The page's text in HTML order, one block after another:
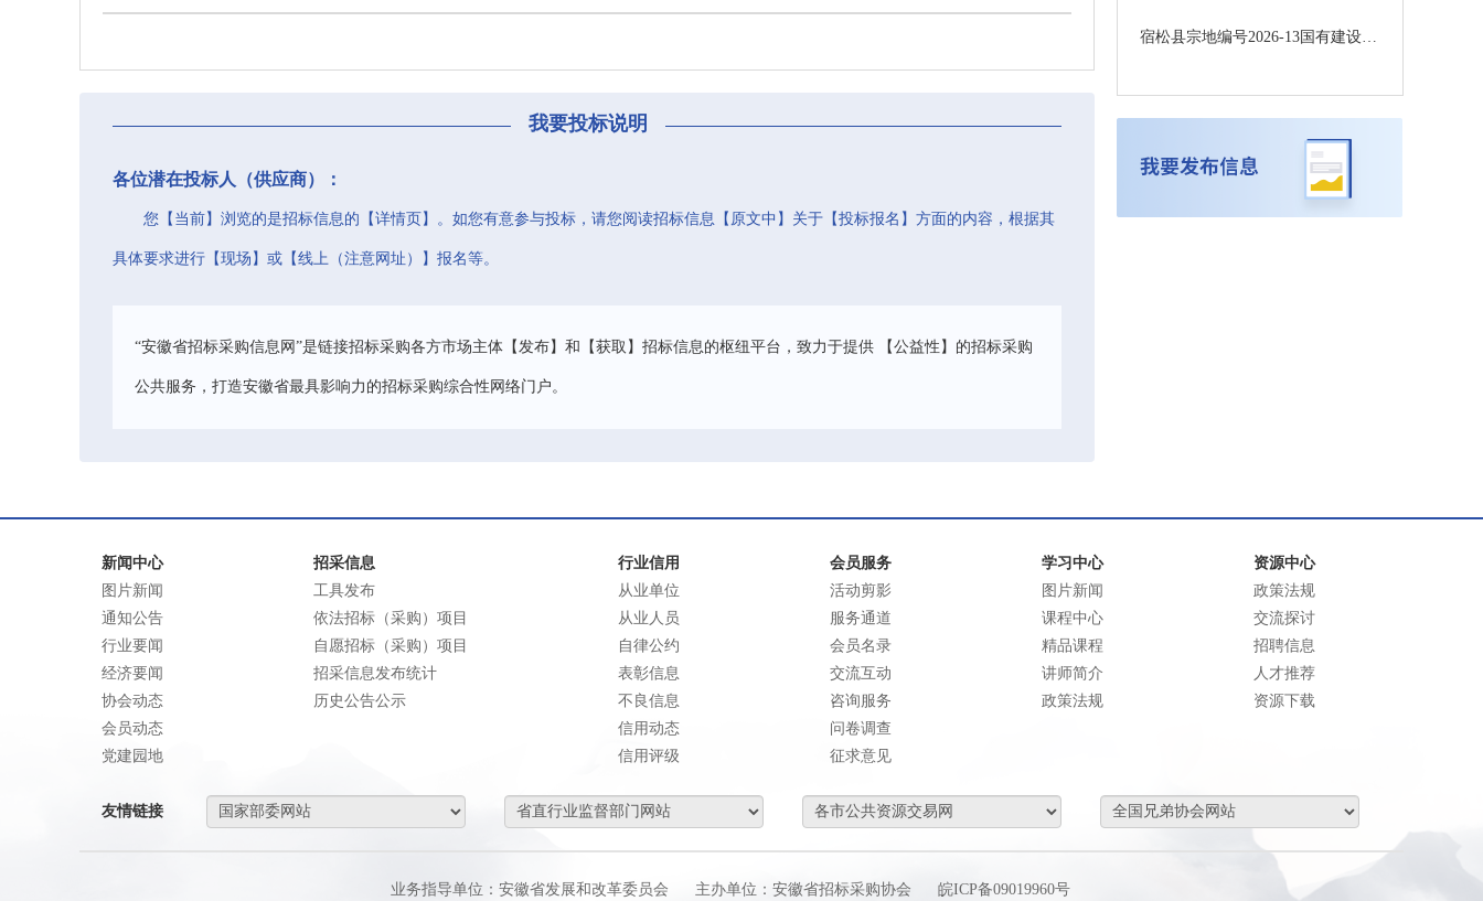
我要投标说明
各位潜在投标人（供应商）：
您【当前】浏览的是招标信息的【详情页】。如您有意参与投标，请您阅读招标信息【原文中】关于【投标报名】方面的内容，根据其
具体要求进行【现场】或【线上（注意网址）】报名等。
“安徽省招标采购信息网”是链接招标采购各方市场主体【发布】和【获取】招标信息的枢纽平台，致力于提供 【公益性】的招标采购
公共服务，打造安徽省最具影响力的招标采购综合性网络门户。
宿松县宗地编号2026-13国有建设用地使用权挂牌出让中标公示
新闻中心
图片新闻
通知公告
行业要闻
经济要闻
协会动态
会员动态
党建园地
招采信息
工具发布
依法招标（采购）项目
自愿招标（采购）项目
招采信息发布统计
历史公告公示
行业信用
从业单位
从业人员
自律公约
表彰信息
不良信息
信用动态
信用评级
会员服务
活动剪影
服务通道
会员名录
交流互动
咨询服务
问卷调查
征求意见
学习中心
图片新闻
课程中心
精品课程
讲师简介
政策法规
资源中心
政策法规
交流探讨
招聘信息
人才推荐
资源下载
友情链接
业务指导单位：安徽省发展和改革委员会 主办单位：安徽省招标采购协会 皖ICP备09019960号